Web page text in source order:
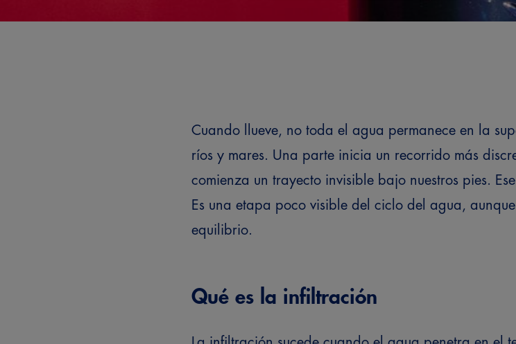
Cuando llueve, no toda el agua permanece en la
ríos y mares. Una parte inicia un recorrido más
comienza un trayecto invisible bajo nuestros pies.
Es una etapa poco visible del ciclo del agua,
equilibrio.
Qué es la infiltración